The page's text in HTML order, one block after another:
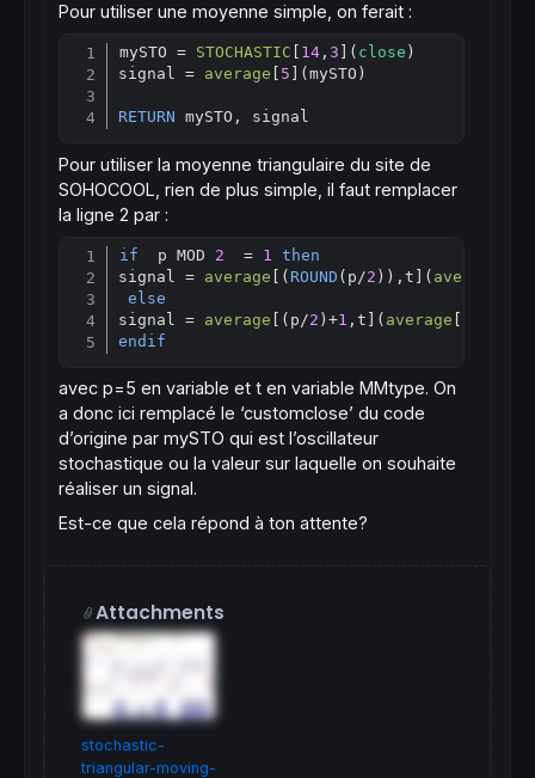
Pour utiliser une moyenne simple, on ferait :
mySTO = STOCHASTIC 14 ,3 ]( close )
signal = average 5 ](mySTO)
RETURN mySTO, signal
Pour utiliser la moyenne triangulaire du site de
SOHOCOOL, rien de plus simple, il faut remplacer
la ligne 2 par :
if
  p MOD
2
  =
1
then
signal = average [( ROUND (p/2 )),t]( average
else
signal = average [(p/2 )+1 ,t]( average [
endif
Copy
avec p=5 en variable et t en variable MMtype. On
a donc ici remplacé le ‘customclose’ du code
d’origine par mySTO qui est l’oscillateur
stochastique ou la valeur sur laquelle on souhaite
réaliser un signal.
Est-ce que cela répond à ton attente?
Attachments
stochastic-
triangular-moving-